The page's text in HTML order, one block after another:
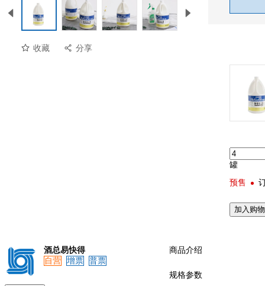
收藏 分享
罐
预售
加入购
酒总易快得
自营
增票 普票
商品介绍
规格参数